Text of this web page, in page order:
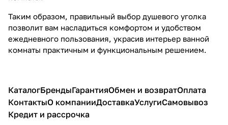
Таким образом, правильный выбор душевого уголка
позволит вам насладиться комфортом и удобством
ежедневного пользования, украсив интерьер ванной
комнаты практичным и функциональным решением.
КаталогБрендыГарантияОбмен и возвратОплата
КонтактыО компанииДоставкаУслугиСамовывоз
Кредит и рассрочка